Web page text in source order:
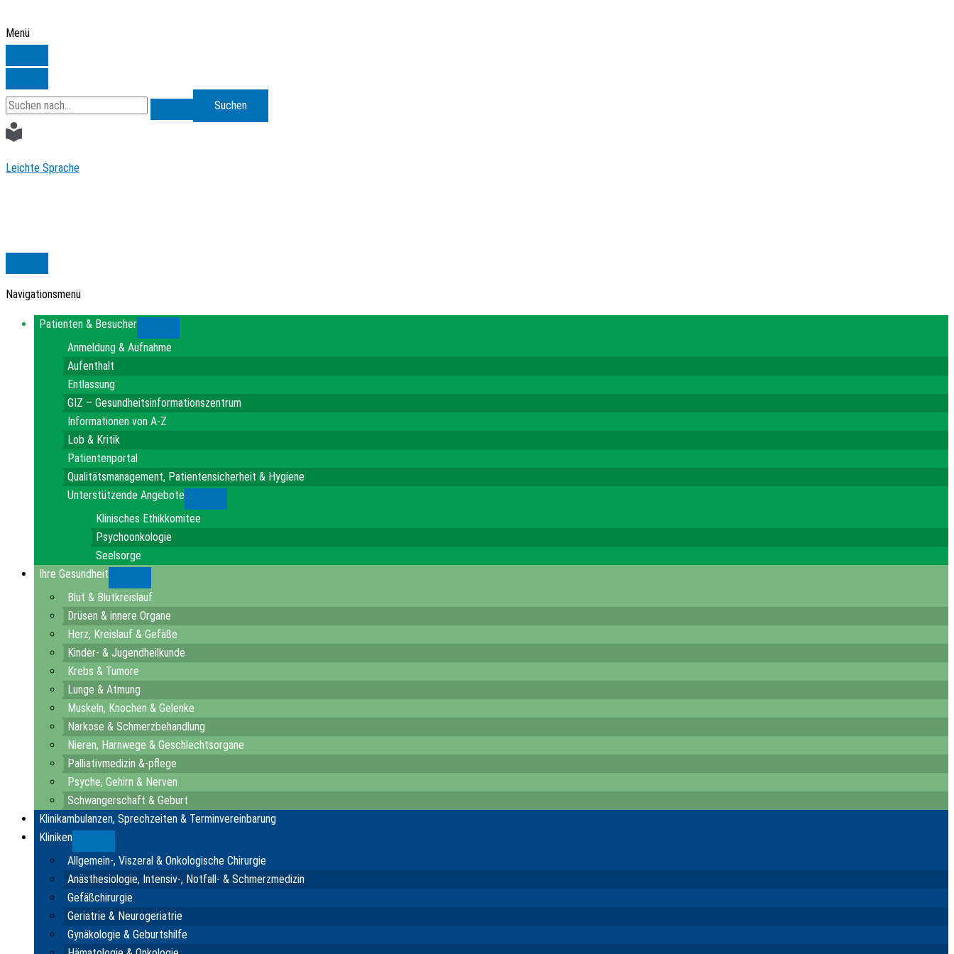
Inhalt
Menü
Search
for:
Leichte Sprache
Navigationsmenü
Patienten & Besucher
Anmeldung & Aufnahme
Aufenthalt
Entlassung
GIZ – Gesundheitsinformationszentrum
Informationen von A-Z
Lob & Kritik
Patientenportal
Qualitätsmanagement, Patientensicherheit & Hygiene
Unterstützende Angebote
Klinisches Ethikkomitee
Psychoonkologie
Seelsorge
Ihre Gesundheit
Blut & Blutkreislauf
Drüsen & innere Organe
Herz, Kreislauf & Gefäße
Kinder- & Jugendheilkunde
Krebs & Tumore
Lunge & Atmung
Muskeln, Knochen & Gelenke
Narkose & Schmerzbehandlung
Nieren, Harnwege & Geschlechtsorgane
Palliativmedizin &-pflege
Psyche, Gehirn & Nerven
Schwangerschaft & Geburt
Klinikambulanzen, Sprechzeiten & Terminvereinbarung
Kliniken
Allgemein-, Viszeral & Onkologische Chirurgie
Anästhesiologie, Intensiv-, Notfall- & Schmerzmedizin
Gefäßchirurgie
Geriatrie & Neurogeriatrie
Gynäkologie & Geburtshilfe